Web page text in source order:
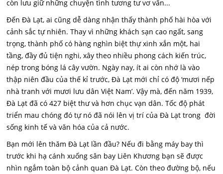
còn lưu giữ những chuyện tình tương tư vơ vẩn...
Đến Đà Lạt, ai cũng dễ dàng nhận thấy thành phố hài hòa với
cảnh sắc tự nhiên. Thay vì những khách sạn cao ngất, sang
trọng, thành phố có hàng nghìn biệt thự xinh xắn một, hai
tầng, đầy đủ tiện nghi, xây theo nhiều phong cách kiến trúc,
nép trong bóng lá cây vườn. Ngày nay, ít ai còn nhớ là vào
thập niên đầu của thế kỉ trước, Đà Lạt mới chỉ có độ ‘mươi nếp
nhà tranh với mươi lưu dân Việt Nam’. Vậy mà, đến năm 1939,
Đà Lạt đã có 427 biệt thư và hơn chục vạn dân. Tốc độ phát
triển mau chóng đó tự nó đã nói lên vị trí của Đà Lạt trong đời
sống kinh tế và văn hóa của cả nước.
Bạn mới lên thăm Đà Lạt lần đầu? Nếu đi bằng máy bay thì
trước khi hạ cánh xuống sân bay Liên Khương bạn sẽ được
nhìn ngắm toàn bộ cảnh quan Đà Lạt. Còn theo đường bộ, nếu